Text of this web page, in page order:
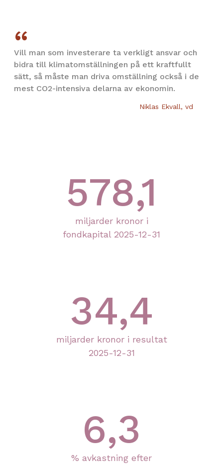
Vill man som investerare ta verkligt ansvar och
bidra till klimatomställningen på ett kraftfullt
sätt, så måste man driva omställning också i de
mest CO2-intensiva delarna av ekonomin.
Niklas Ekvall, vd
578,1
miljarder kronor i
fondkapital 2025-12-31
34,4
miljarder kronor i resultat
2025-12-31
6,3
% avkastning efter